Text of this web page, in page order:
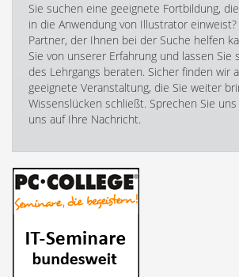
Sie suchen eine geeignete Fortbildung,
in die Anwendung von Illustrator
Partner, der Ihnen bei der Suche helfen
Sie von unserer Erfahrung und lassen Sie
des Lehrgangs beraten. Sicher finden wir
geeignete Veranstaltung, die Sie weiter
Wissenslücken schließt. Sprechen Sie
uns auf Ihre Nachricht.